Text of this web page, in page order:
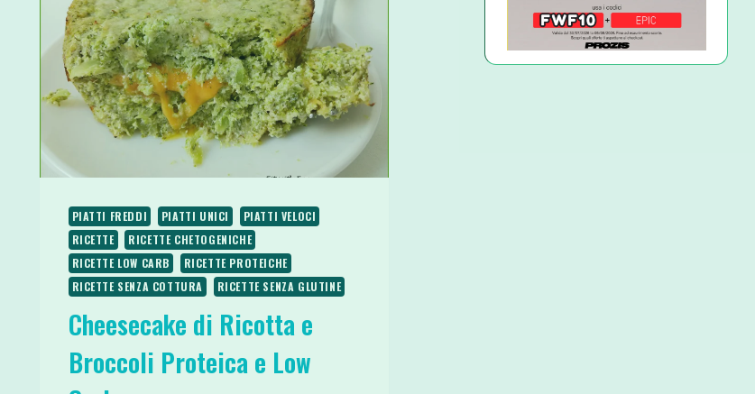
INGREDIENTI
FIT
LIGHT
PIATTI FREDDI PIATTI UNICI
PIATTI VELOCI
RICETTE
RICETTE CHETOGENICHE
RICETTE LOW CARB
RICETTE PROTEICHE
RICETTE SENZA COTTURA
RICETTE SENZA GLUTINE
Cheesecake di Ricotta e
Broccoli Proteica e Low